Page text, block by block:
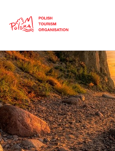
Polski
Česká
Dansk
Español
Italiano